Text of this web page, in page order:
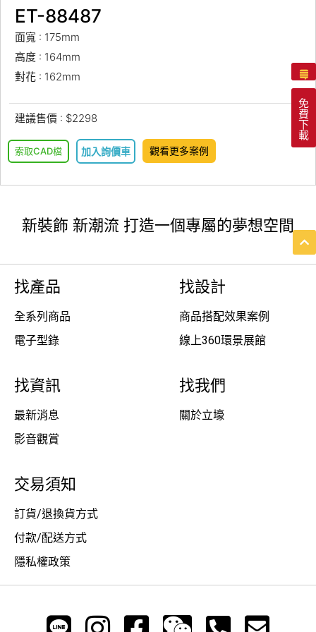
ET-88487
面寬 : 175mm
高度 : 164mm
對花 : 162mm
建議售價 : $2298
索取CAD檔 加入詢價車 觀看更多案例
免
費
下
載
新裝飾 新潮流 打造一個專屬的夢想空間
找產品
全系列商品
電子型錄
找設計
商品搭配效果案例
線上360環景展館
找資訊
最新消息
影音觀賞
找我們
關於立壕
交易須知
訂貨/退換貨方式
付款/配送方式
隱私權政策